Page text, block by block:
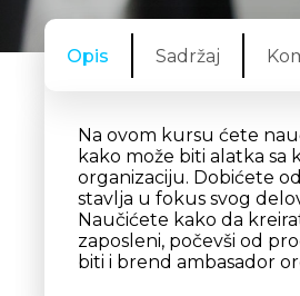
Opis Sadržaj
Na ovom kursu ćete
kako može biti alatka
organizaciju. Dobićete
stavlja u fokus svog
Naučićete kako da
zaposleni, počevši od
biti i brend ambasador